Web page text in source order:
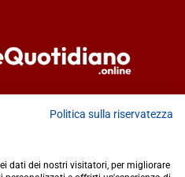
Politica sulla riservatezza
dati dei nostri visitatori, per migliorare